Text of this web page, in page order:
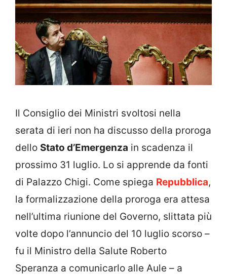
Il Consiglio dei Ministri svoltosi nella
serata di ieri non ha discusso della proroga
dello Stato d’Emergenza in scadenza il
prossimo 31 luglio. Lo si apprende da fonti
di Palazzo Chigi. Come spiega Repubblica,
la formalizzazione della proroga era attesa
nell’ultima riunione del Governo, slittata più
volte dopo l’annuncio del 10 luglio scorso –
fu il Ministro della Salute Roberto
Speranza a comunicarlo alle Aule – a